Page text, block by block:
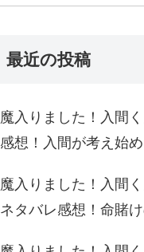
最近の投稿
魔入りました！入間
感想！入間が考え始め
魔入りました！入間
ネタバレ感想！命賭